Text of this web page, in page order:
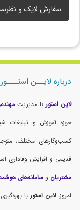
سفارش لایک و